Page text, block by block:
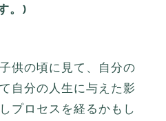
。)
供の頃に見て、自分の
自分の人生に与えた影
プロセスを経るかもし